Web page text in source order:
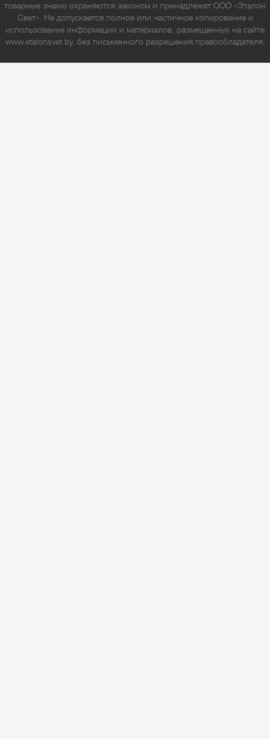
товарные знаки) охраняются законом и принадлежат ООО «Эталон
Свет». Не допускается полное или частичное копирование и
использование информации и материалов, размещенных на сайте
www.etalonsvet.by, без письменного разрешения правообладателя.